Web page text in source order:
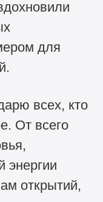
для
всех, кто
От всего
энергии
открытий,